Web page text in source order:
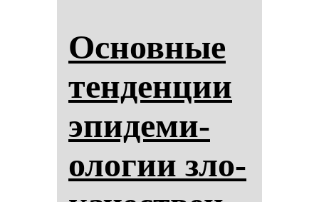
Ос­нов­ные
тен­ден­ции
эпи­де­ми­
оло­гии зло­